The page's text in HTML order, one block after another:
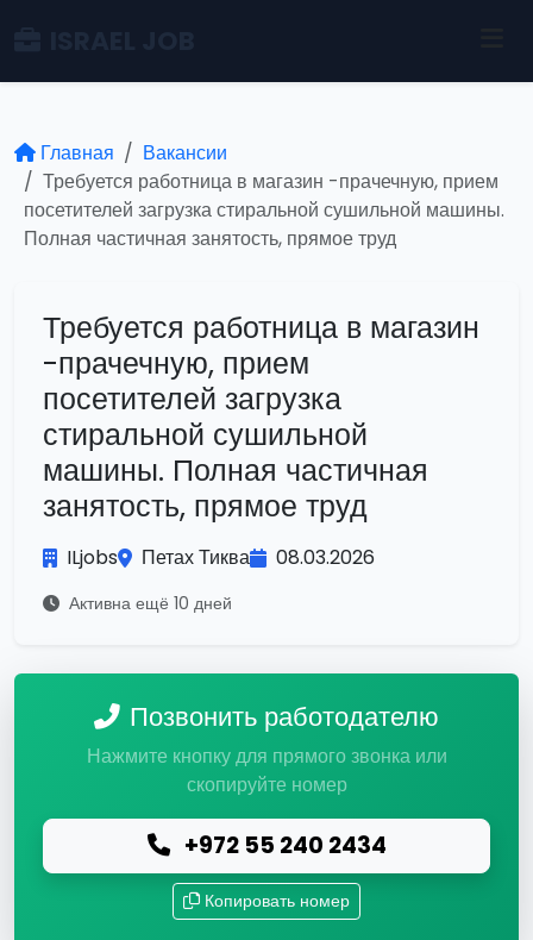
Главная
Вакансии
Требуется работница в магазин -прачечную, прием
посетителей загрузка стиральной сушильной машины.
Полная частичная занятость, прямое труд
Требуется работница в магазин
-прачечную, прием
посетителей загрузка
стиральной сушильной
машины. Полная частичная
занятость, прямое труд
ILjobs Петах Тиква 08.03.2026
Активна ещё 10 дней
Позвонить работодателю
Нажмите кнопку для прямого звонка или
скопируйте номер
+972 55 240 2434
Копировать номер